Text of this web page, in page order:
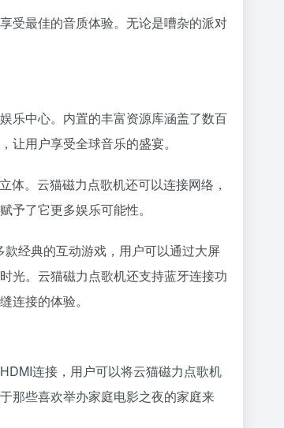
受最佳的音质体验。无论是嘈杂的派对
乐中心。内置的丰富资源库涵盖了数百
用户享受全球音乐的盛宴。
。云猫磁力点歌机还可以连接网络，
了它更多娱乐可能性。
经典的互动游戏，用户可以通过大屏
光。云猫磁力点歌机还支持蓝牙连接功
连接的体验。
连接，用户可以将云猫磁力点歌机
那些喜欢举办家庭电影之夜的家庭来